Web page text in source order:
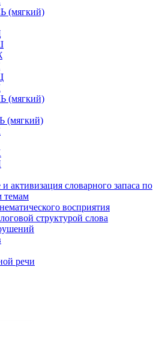
(мягкий)
(мягкий)
(мягкий)
активизация словарного запаса по
темам
восприятия
структурой слова
речи